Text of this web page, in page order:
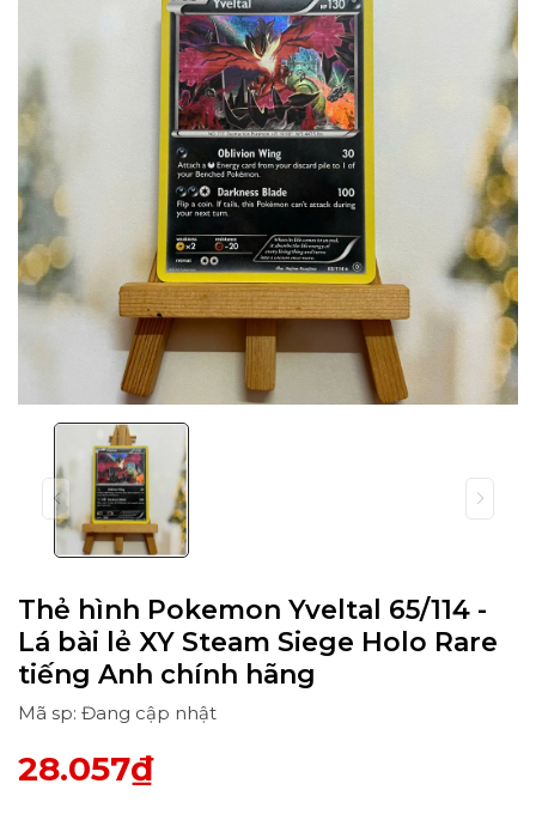
Thẻ hình Pokemon Yveltal 65/114 -
Lá bài lẻ XY Steam Siege Holo Rare
tiếng Anh chính hãng
Mã sp: Đang cập nhật
28.057₫